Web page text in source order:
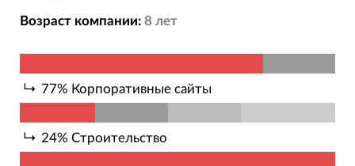
Возраст компании: 8 лет
77% Корпоративные сайты
24% Строительство